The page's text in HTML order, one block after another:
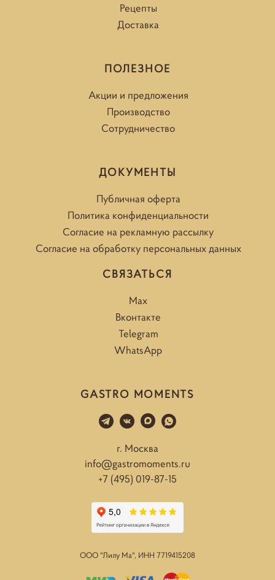
Рецепты
Доставка
ПОЛЕЗНОЕ
Акции и предложения
Производство
Сотрудничество
ДОКУМЕНТЫ
Публичная оферта
Политика конфиденциальности
Согласие на рекламную рассылку
Согласие на обработку персональных данных
СВЯЗАТЬСЯ
Max
Вконтакте
Telegram
WhatsApp
GASTRO MOMENTS
г. Москва
info@gastromoments.ru
+7 (495) 019-87-15
ООО "Лилу Ма", ИНН 7719415208